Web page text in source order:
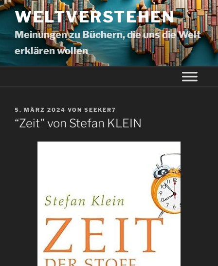
WELTVERSTEHEN
Meinungen zu Büchern, die uns die Welt
erklären wollen
5. MÄRZ 2024 VON SEEKER7
“Zeit” von Stefan KLEIN